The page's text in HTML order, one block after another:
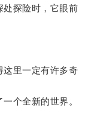
险时，它眼前
里一定有许多奇
个全新的世界。